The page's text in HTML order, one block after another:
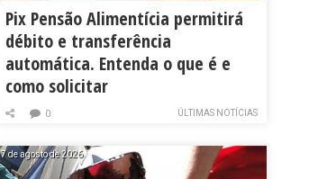
Pix Pensão Alimentícia permitirá
débito e transferência
automática. Entenda o que é e
como solicitar
ÚLTIMAS NOTÍCIAS
0
7 de agosto de 2026